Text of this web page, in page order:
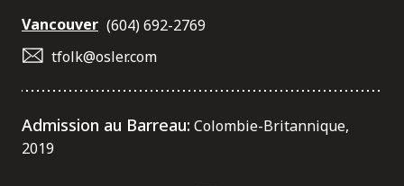
Réseau des anciens d’Osler
Contactez-nous
Vancouver (604) 692-2769
tfolk@osler.com
Admission au Barreau: Colombie-Britannique,
2019